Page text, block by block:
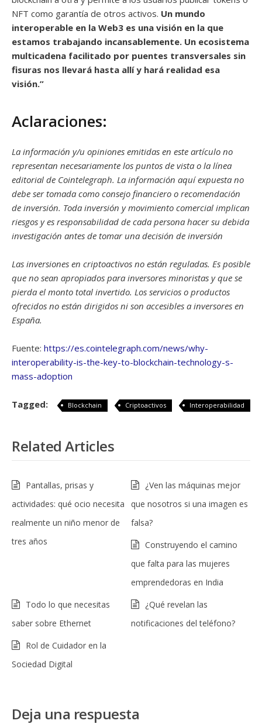
NFT como garantía de otros activos. Un mundo
interoperable en la Web3 es una visión en la que
estamos trabajando incansablemente. Un ecosistema
multicadena facilitado por puentes transversales sin
fisuras nos llevará hasta allí y hará realidad esa
visión.”
Aclaraciones:
La información y/u opiniones emitidas en este artículo no
representan necesariamente los puntos de vista o la línea
editorial de Cointelegraph. La información aquí expuesta no
debe ser tomada como consejo financiero o recomendación
de inversión. Toda inversión y movimiento comercial implican
riesgos y es responsabilidad de cada persona hacer su debida
investigación antes de tomar una decisión de inversión
Las inversiones en criptoactivos no están reguladas. Es posible
que no sean apropiados para inversores minoristas y que se
pierda el monto total invertido. Los servicios o productos
ofrecidos no están dirigidos ni son accesibles a inversores en
España.
Fuente: https://es.cointelegraph.com/news/why-
interoperability-is-the-key-to-blockchain-technology-s-
mass-adoption
Tagged: Blockchain Criptoactivos Interoperabilidad
Related Articles
Pantallas, prisas y
actividades: qué ocio necesita
realmente un niño menor de
tres años
¿Ven las máquinas mejor
que nosotros si una imagen es
falsa?
Construyendo el camino
que falta para las mujeres
emprendedoras en India
Todo lo que necesitas
saber sobre Ethernet
¿Qué revelan las
notificaciones del teléfono?
Rol de Cuidador en la
Sociedad Digital
Deja una respuesta